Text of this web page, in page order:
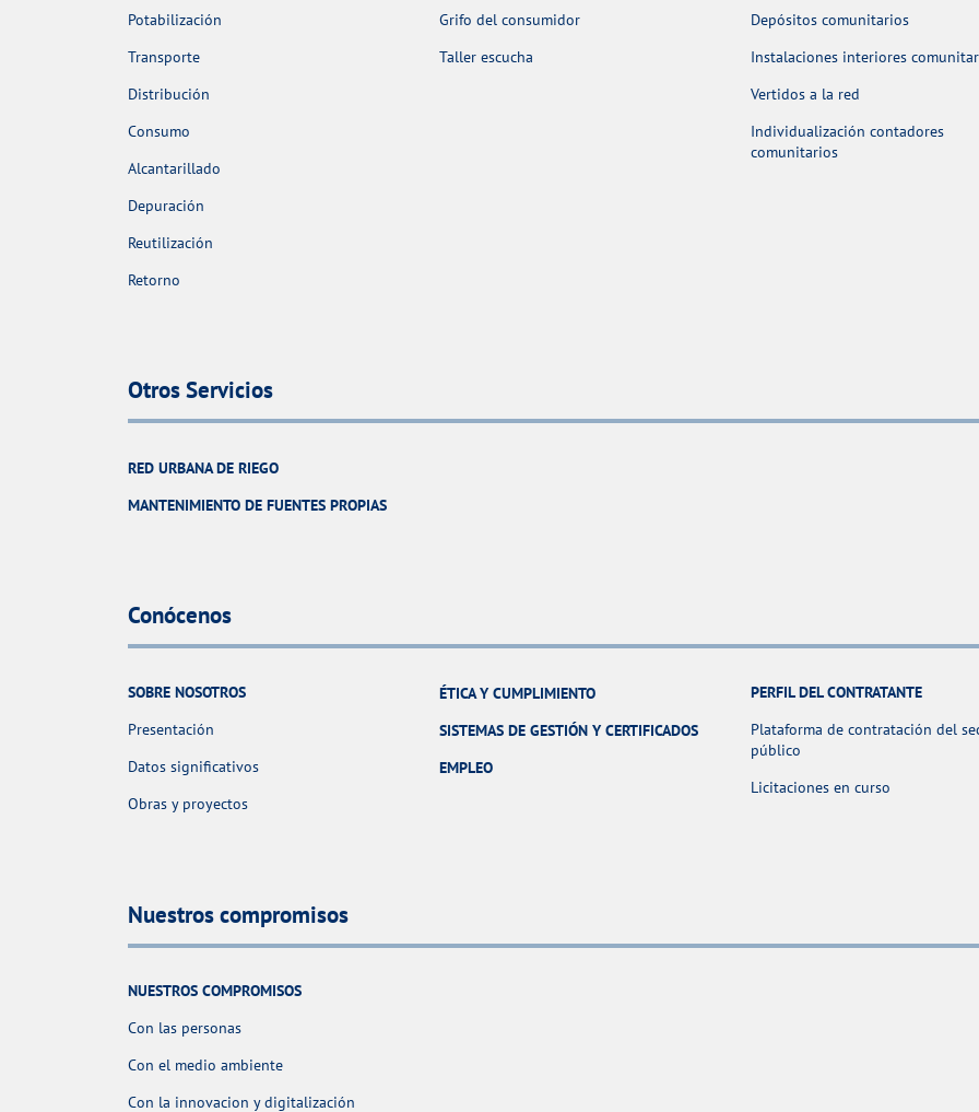
Potabilización
Transporte
Distribución
Consumo
Alcantarillado
Depuración
Reutilización
Retorno
Grifo del consumidor
Taller escucha
Depósitos comunitarios
Instalaciones interiores
Vertidos a la red
Individualización contadores
comunitarios
Otros Servicios
RED URBANA DE RIEGO
MANTENIMIENTO DE FUENTES PROPIAS
Conócenos
SOBRE NOSOTROS
Presentación
Datos significativos
Obras y proyectos
ÉTICA Y CUMPLIMIENTO
SISTEMAS DE GESTIÓN Y CERTIFICADOS
EMPLEO
PERFIL DEL CONTRATANTE
Plataforma de contratación del
público
Licitaciones en curso
Nuestros compromisos
NUESTROS COMPROMISOS
Con las personas
Con el medio ambiente
Con la innovacion y digitalización